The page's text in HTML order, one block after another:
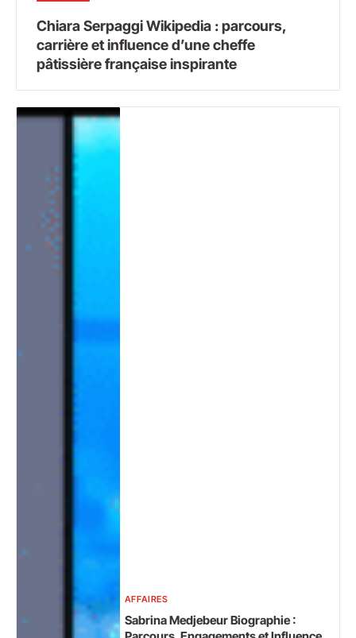
Chiara Serpaggi Wikipedia : parcours,
carrière et influence d’une cheffe
pâtissière française inspirante
AFFAIRES
Sabrina Medjebeur Biographie :